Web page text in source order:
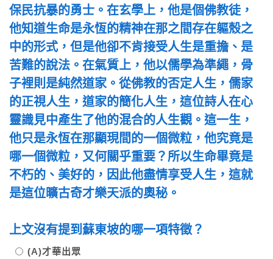
保民抗暴的勇士。在玄學上，他是個佛教徒，
他知道生命是永恆的精神在那之間存在軀殼之
中的形式，但是他卻不肯接受人生是重擔、是
苦難的說法。在氣質上，他以儒學為準繩，骨
子裡則是純然道家。從佛教的否定人生，儒家
的正視人生，道家的簡化人生，這位詩人在心
靈識見中產生了他的混合的人生觀。這一生，
他只是永恆在那顯現間的一個微粒，他究竟是
哪一個微粒，又何關乎重要？所以生命畢竟是
不朽的、美好的，因此他盡情享受人生，這就
是這位曠古奇才樂天派的奧秘。
上文沒有提到蘇東坡的哪一項特徵？
(A)才華出眾